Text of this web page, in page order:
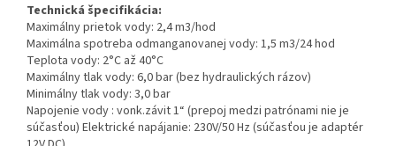
Technická špecifikácia:
Maximálny prietok vody: 2,4 m3/hod
Maximálna spotreba odmanganovanej vody: 1,5 m3/24 hod
Teplota vody: 2°C až 40°C
Maximálny tlak vody: 6,0 bar (bez hydraulických rázov)
Minimálny tlak vody: 3,0 bar
Napojenie vody : vonk.závit 1“ (prepoj medzi patrónami nie je
súčasťou) Elektrické napájanie: 230V/50 Hz (súčasťou je adaptér